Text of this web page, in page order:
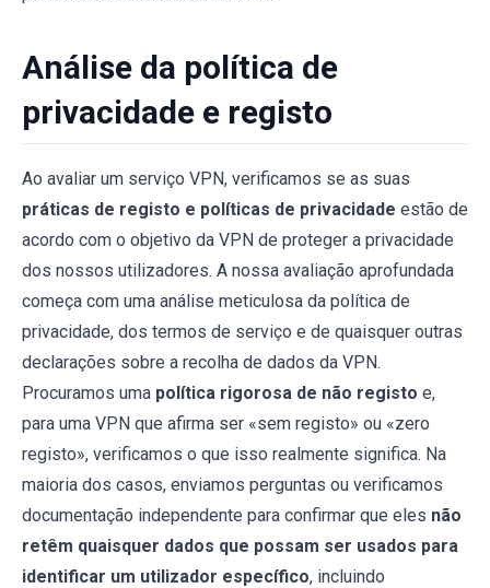
Análise da política de
privacidade e registo
Ao avaliar um serviço VPN, verificamos se as suas
práticas de registo e políticas de privacidade estão de
acordo com o objetivo da VPN de proteger a privacidade
dos nossos utilizadores. A nossa avaliação aprofundada
começa com uma análise meticulosa da política de
privacidade, dos termos de serviço e de quaisquer outras
declarações sobre a recolha de dados da VPN.
Procuramos uma política rigorosa de não registo e,
para uma VPN que afirma ser «sem registo» ou «zero
registo», verificamos o que isso realmente significa. Na
maioria dos casos, enviamos perguntas ou verificamos
documentação independente para confirmar que eles não
retêm quaisquer dados que possam ser usados para
identificar um utilizador específico, incluindo